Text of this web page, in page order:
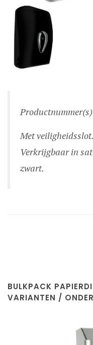
Met veiligheidsslot.
Verkrijgbaar in
zwart.
BULKPACK
VARIANTEN /